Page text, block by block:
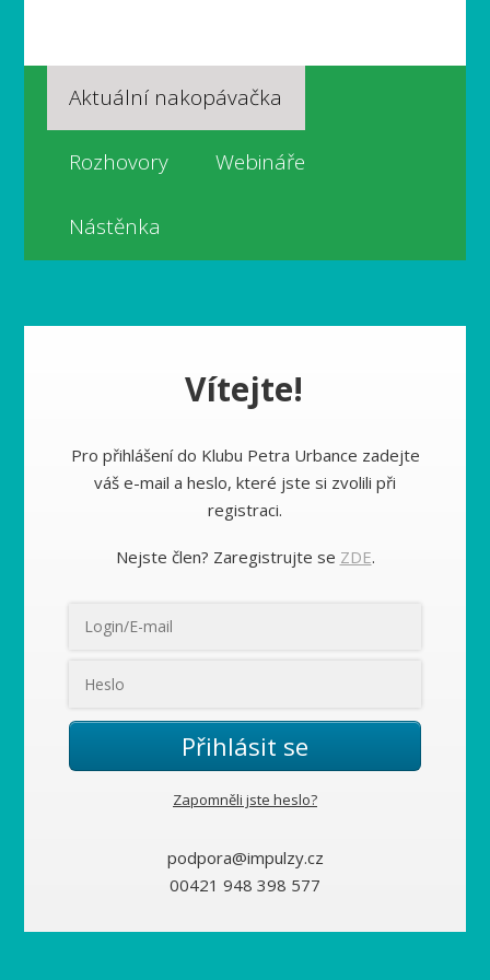
Aktuální nakopávačka
Rozhovory Webináře
Nástěnka
Vítejte!
Pro přihlášení do Klubu Petra Urbance zadejte
váš e-mail a heslo, které jste si zvolili při
registraci.
Nejste člen? Zaregistrujte se ZDE.
Přihlásit se
Zapomněli jste heslo?
podpora@impulzy.cz
00421 948 398 577